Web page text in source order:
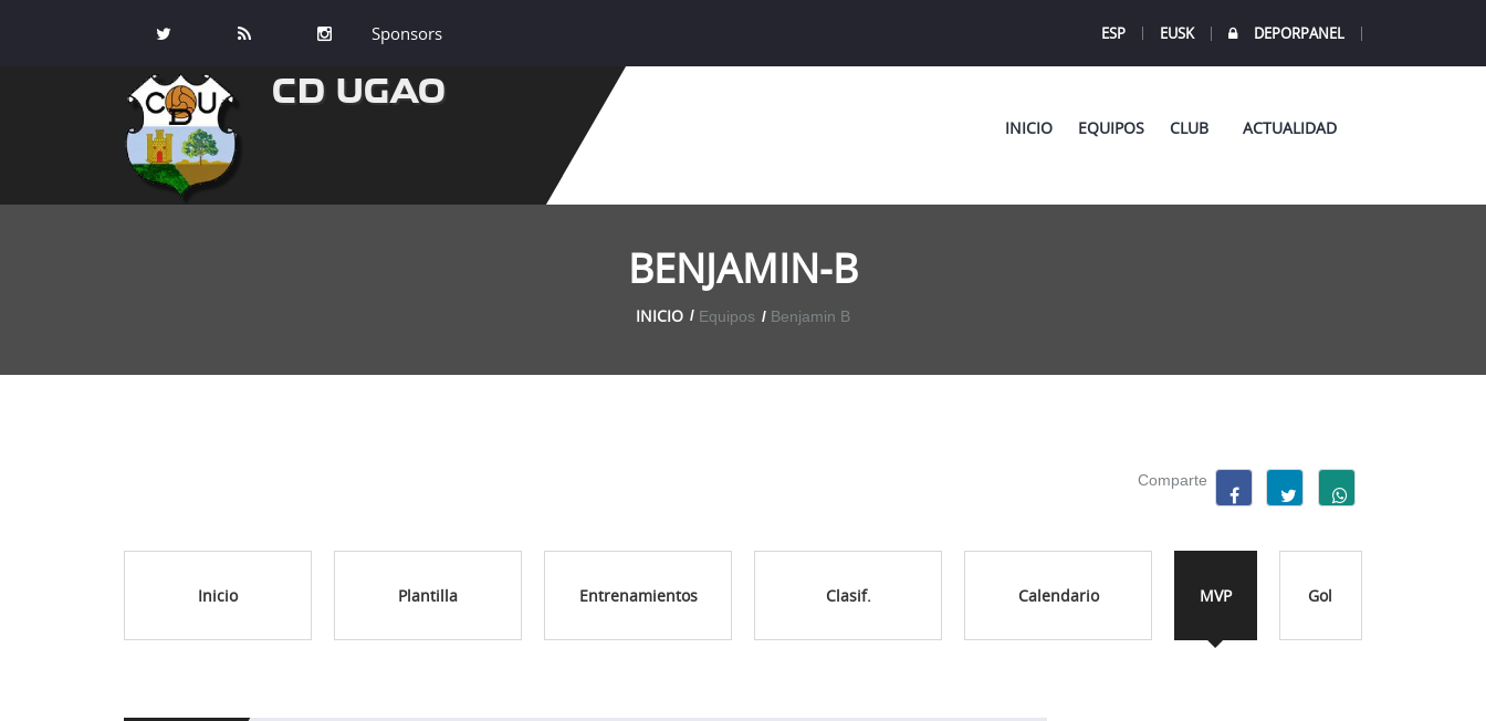
Sponsors ESP EUSK DEPORPANEL
CD UGAO
INICIO EQUIPOS CLUB ACTUALIDAD
BENJAMIN-B
INICIO Equipos Benjamin B
Comparte
Inicio Plantilla Entrenamientos Clasif. Calendario MVP Gol